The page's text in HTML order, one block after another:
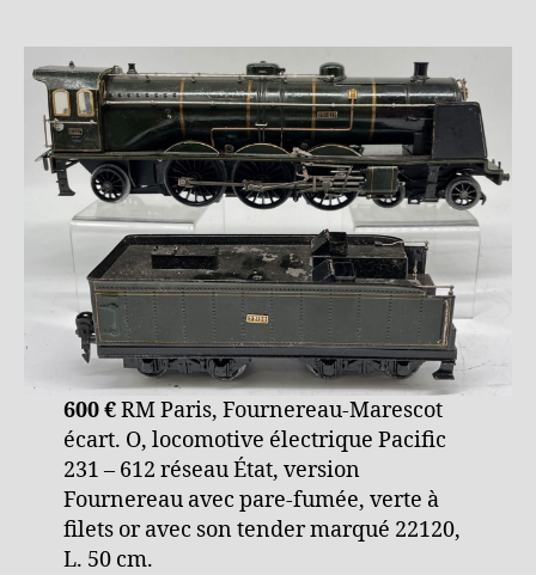
600 €RM Paris, Fournereau-Marescot
écart. O, locomotive électrique Pacific
231 – 612 réseau État, version
Fournereau avec pare-fumée, verte à
filets or avec son tender marqué 22120,
L. 50 cm.